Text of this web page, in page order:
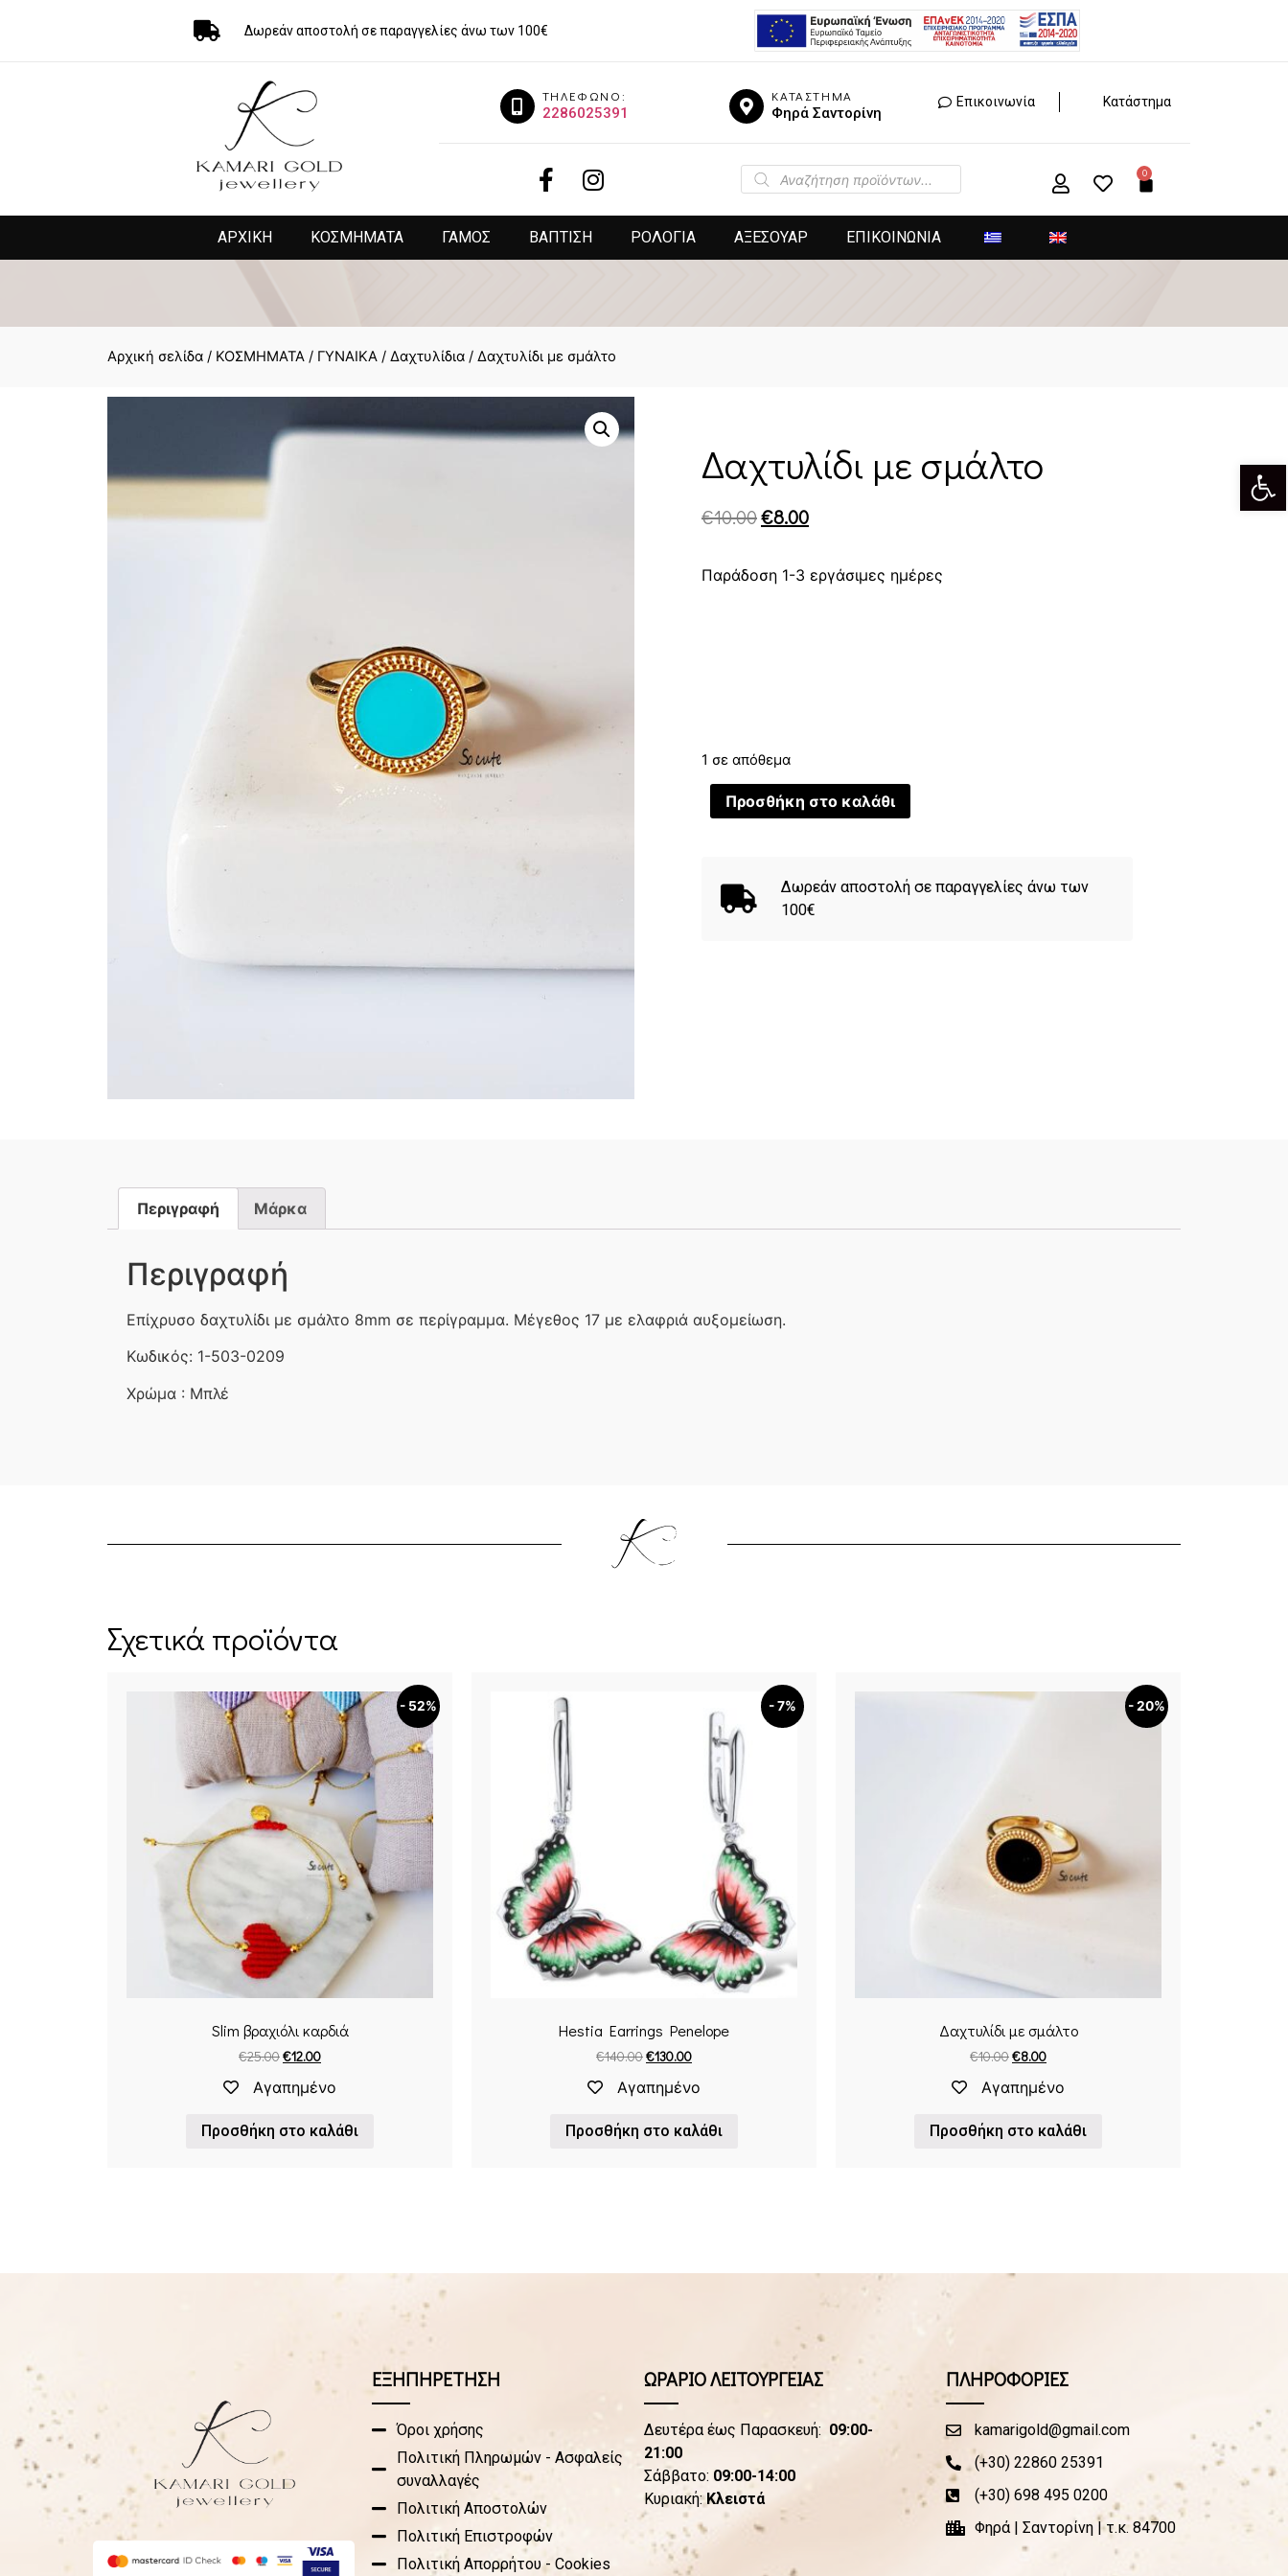
Δωρεάν αποστολή σε παραγγελίες άνω των 100€
ΤΗΛΕΦΩΝΟ:
2286025391
ΚΑΤΑΣΤΗΜΑ
Φηρά Σαντορίνη
Επικοινωνία Κατάστημα
ΑΡΧΙΚΗ ΚΟΣΜΗΜΑΤΑ ΓΑΜΟΣ ΒΑΠΤΙΣΗ ΡΟΛΟΓΙΑ ΑΞΕΣΟΥΑΡ ΕΠΙΚΟΙΝΩΝΙΑ
Αρχική σελίδα / ΚΟΣΜΗΜΑΤΑ / ΓΥΝΑΙΚΑ / Δαχτυλίδια / Δαχτυλίδι με σμάλτο
Δαχτυλίδι με σμάλτο
€10.00€8.00
Παράδοση 1-3 εργάσιμες ημέρες
1 σε απόθεμα
Προσθήκη στο καλάθι
Δωρεάν αποστολή σε παραγγελίες άνω των
100€
Περιγραφή Μάρκα
Περιγραφή
Επίχρυσο δαχτυλίδι με σμάλτο 8mm σε περίγραμμα. Μέγεθος 17 με ελαφριά αυξομείωση.
Κωδικός: 1-503-0209
Χρώμα : Μπλέ
Σχετικά προϊόντα
- 52%
Slim βραχιόλι καρδιά
€25.00€12.00
Αγαπημένο
Προσθήκη στο καλάθι
- 7%
Hestia Earrings Penelope
€140.00€130.00
Αγαπημένο
Προσθήκη στο καλάθι
- 20%
Δαχτυλίδι με σμάλτο
€10.00€8.00
Αγαπημένο
Προσθήκη στο καλάθι
ΕΞΗΠΗΡΕΤΗΣΗ
Όροι χρήσης
Πολιτική Πληρωμών - Ασφαλείς
συναλλαγές
Πολιτική Αποστολών
Πολιτική Επιστροφών
Πολιτική Απορρήτου - Cookies
ΩΡΑΡΙΟ ΛΕΙΤΟΥΡΓΕΙΑΣ
Δευτέρα έως Παρασκευή: 09:00-
21:00
Σάββατο: 09:00-14:00
Κυριακή:Κλειστά
ΠΛΗΡΟΦΟΡΙΕΣ
kamarigold@gmail.com
(+30) 22860 25391
(+30) 698 495 0200
Φηρά | Σαντορίνη | τ.κ. 84700